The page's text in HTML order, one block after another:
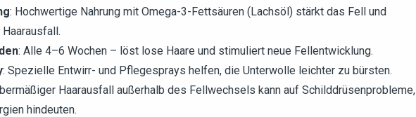
: Hochwertige Nahrung mit Omega-3-Fettsäuren (Lachsöl) stärkt das Fell und
: Alle 4–6 Wochen – löst lose Haare und stimuliert neue Fellentwicklung.
: Spezielle Entwirr- und Pflegesprays helfen, die Unterwolle leichter zu bürsten.
Haarausfall außerhalb des Fellwechsels kann auf Schilddrüsenprobleme,
hindeuten.